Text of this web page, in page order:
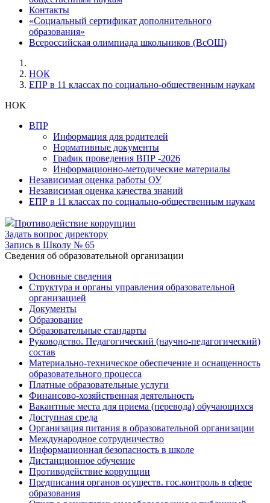
Контакты
«Социальный сертификат дополнительного
образования»
Всероссийская олимпиада школьников (ВсОШ)
НОК
ЕПР в 11 классах по социально-общественным наукам
НОК
ВПР
Информация для родителей
Нормативные документы
График проведения ВПР -2026
Информационно-методические материалы
Независимая оценка работы ОУ
Независимая оценка качества знаний
ЕПР в 11 классах по социально-общественным наукам
Противодействие коррупции
Задать вопрос директору
Запись в Школу № 65
Cведения об образовательной организации
Основные сведения
Структура и органы управления образовательной
организацией
Документы
Образование
Образовательные стандарты
Руководство. Педагогический (научно-педагогический)
состав
Материально-техническое обеспечение и оснащенность
образовательного процесса
Платные образовательные услуги
Финансово-хозяйственная деятельность
Вакантные места для приема (перевода) обучающихся
Доступная среда
Организация питания в образовательной организации
Международное сотрудничество
Информационная безопасность в школе
Дистанционное обучение
Противодействие коррупции
Предписания органов осуществ. гос.контроль в сфере
образования